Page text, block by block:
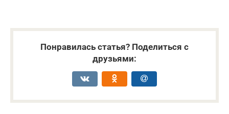
Понравилась статья? Поделиться с
друзьями: